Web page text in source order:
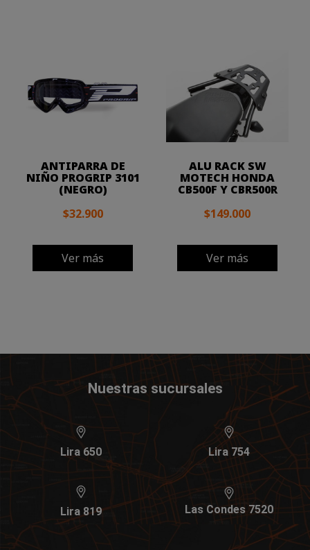
ANTIPARRA DE
NIÑO PROGRIP 3101
(NEGRO)
$32.900
Ver más
ALU RACK SW
MOTECH HONDA
CB500F Y CBR500R
$149.000
Ver más
Nuestras sucursales
Lira 650 Lira 754
Lira 819 Las Condes 7520